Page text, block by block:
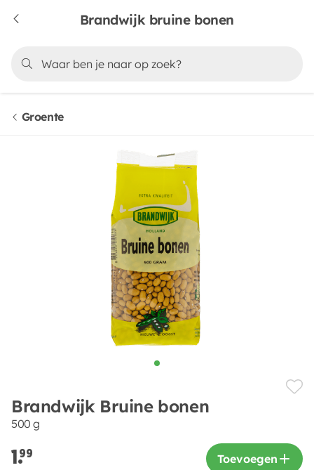
Brandwijk bruine bonen
Groente
Brandwijk Bruine bonen
500 g
1.99 Toevoegen